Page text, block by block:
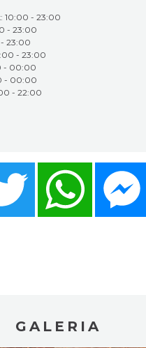
10:00 - 23:00
- 23:00
23:00
- 23:00
- 00:00
- 00:00
- 22:00
Twitter WhatsApp
GALERIA